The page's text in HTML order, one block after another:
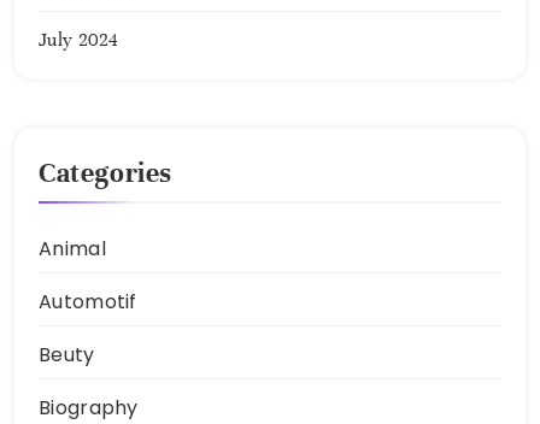
July 2024
Categories
Animal
Automotif
Beuty
Biography